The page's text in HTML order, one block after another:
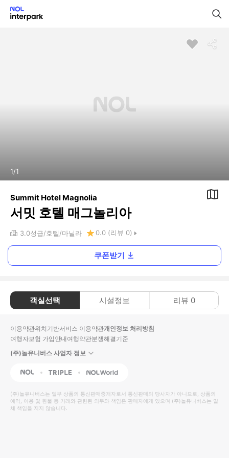
1/1
Summit Hotel Magnolia
서밋 호텔 매그놀리아
3.0성급 호텔 마닐라 0.0 (리뷰 0)
쿠폰받기
객실선택 시설정보 리뷰 0
이용약관위치기반서비스 이용약관개인정보 처리방침
여행자보험 가입안내여행약관분쟁해결기준
(주)놀유니버스 사업자 정보
NOL Triple Interpark Global
(주)놀유니버스는 일부 상품의 통신판매중개자로서 통신판매의 당사자가 아니므로, 상품의
예약, 이용 및 환불 등 거래와 관련된 의무와 책임은 판매자에게 있으며 (주)놀유니버스는 일
체 책임을 지지 않습니다.